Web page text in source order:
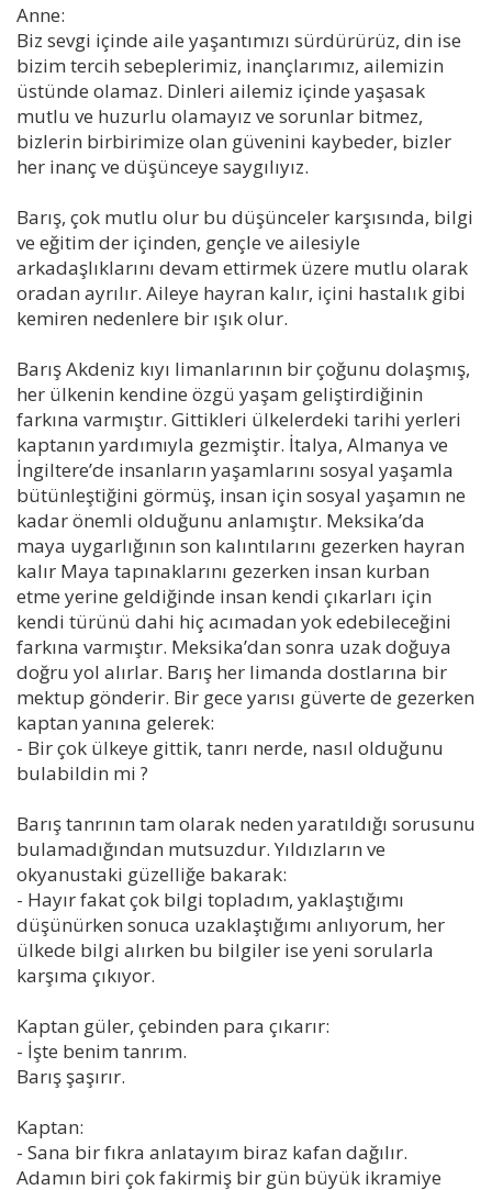
Anne:
Biz sevgi içinde aile yaşantımızı sürdürürüz, din ise
bizim tercih sebeplerimiz, inançlarımız, ailemizin
üstünde olamaz. Dinleri ailemiz içinde yaşasak
mutlu ve huzurlu olamayız ve sorunlar bitmez,
bizlerin birbirimize olan güvenini kaybeder, bizler
her inanç ve düşünceye saygılıyız.
Barış, çok mutlu olur bu düşünceler karşısında, bilgi
ve eğitim der içinden, gençle ve ailesiyle
arkadaşlıklarını devam ettirmek üzere mutlu olarak
oradan ayrılır. Aileye hayran kalır, içini hastalık gibi
kemiren nedenlere bir ışık olur.
Barış Akdeniz kıyı limanlarının bir çoğunu dolaşmış,
her ülkenin kendine özgü yaşam geliştirdiğinin
farkına varmıştır. Gittikleri ülkelerdeki tarihi yerleri
kaptanın yardımıyla gezmiştir. İtalya, Almanya ve
İngiltere’de insanların yaşamlarını sosyal yaşamla
bütünleştiğini görmüş, insan için sosyal yaşamın ne
kadar önemli olduğunu anlamıştır. Meksika’da
maya uygarlığının son kalıntılarını gezerken hayran
kalır Maya tapınaklarını gezerken insan kurban
etme yerine geldiğinde insan kendi çıkarları için
kendi türünü dahi hiç acımadan yok edebileceğini
farkına varmıştır. Meksika’dan sonra uzak doğuya
doğru yol alırlar. Barış her limanda dostlarına bir
mektup gönderir. Bir gece yarısı güverte de gezerken
kaptan yanına gelerek:
- Bir çok ülkeye gittik, tanrı nerde, nasıl olduğunu
bulabildin mi ?
Barış tanrının tam olarak neden yaratıldığı sorusunu
bulamadığından mutsuzdur. Yıldızların ve
okyanustaki güzelliğe bakarak:
- Hayır fakat çok bilgi topladım, yaklaştığımı
düşünürken sonuca uzaklaştığımı anlıyorum, her
ülkede bilgi alırken bu bilgiler ise yeni sorularla
karşıma çıkıyor.
Kaptan güler, çebinden para çıkarır:
- İşte benim tanrım.
Barış şaşırır.
Kaptan:
- Sana bir fıkra anlatayım biraz kafan dağılır.
Adamın biri çok fakirmiş bir gün büyük ikramiye